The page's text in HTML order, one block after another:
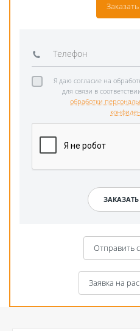
Я даю согласие на
для связи в
обработки
Отправить
Заявка на